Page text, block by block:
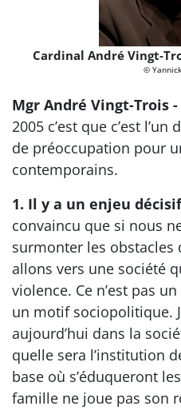
Cardinal André Vingt-
©
Mgr André Vingt-Trois -
2005 c’est que c’est
de préoccupation pour
contemporains.
1. Il y a un enjeu
convaincu que si nous
surmonter les obstacles
allons vers une société
violence. Ce n’est pas
un motif sociopolitique.
aujourd’hui dans la
quelle sera l’institution
base où s’éduqueront
famille ne joue pas son